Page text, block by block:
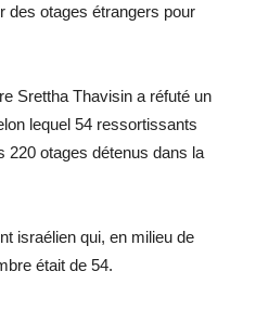
des otages étrangers pour
Srettha Thavisin a réfuté un
lequel 54 ressortissants
220 otages détenus dans la
israélien qui, en milieu de
était de 54.